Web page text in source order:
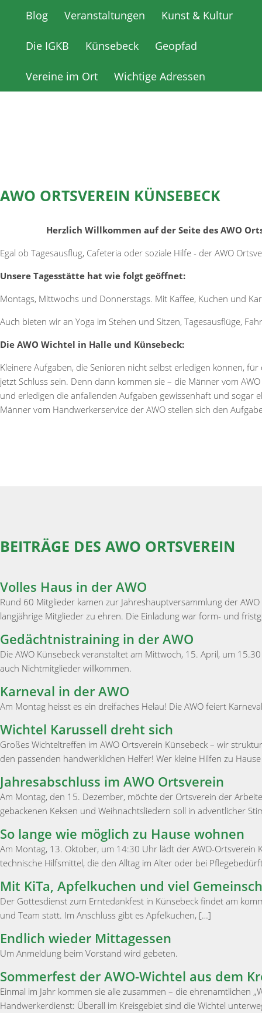
Blog Veranstaltungen Kunst & Kultur
Die IGKB Künsebeck Geopfad
Vereine im Ort Wichtige Adressen
Blog Veranstaltungen Kunst & Kultur
Die IGKB Künsebeck Geopfad
Vereine im Ort Wichtige Adressen
AWO ORTSVEREIN KÜNSEBECK
Herzlich Willkommen auf der Seite des AWO
Egal ob Tagesausflug, Cafeteria oder soziale Hilfe - der AWO
Unsere Tagesstätte hat wie folgt geöffnet:
Montags, Mittwochs und Donnerstags. Mit Kaffee, Kuchen und
Auch bieten wir an Yoga im Stehen und Sitzen, Tagesausflüge,
Die AWO Wichtel in Halle und Künsebeck:
Kleinere Aufgaben, die Senioren nicht selbst erledigen können,
jetzt Schluss sein. Denn dann kommen sie – die Männer vom
und erledigen die anfallenden Aufgaben gewissenhaft und sogar
Männer vom Handwerkerservice der AWO stellen sich den
BEITRÄGE DES AWO ORTSVEREIN
Volles Haus in der AWO
Rund 60 Mitglieder kamen zur Jahreshauptversammlung der
langjährige Mitglieder zu ehren. Die Einladung war form- und
Gedächtnistraining in der AWO
Die AWO Künsebeck veranstaltet am Mittwoch, 15. April, um
auch Nichtmitglieder willkommen.
Karneval in der AWO
Am Montag heisst es ein dreifaches Helau! Die AWO feiert
Wichtel Karussell dreht sich
Großes Wichteltreffen im AWO Ortsverein Künsebeck – wir
den passenden handwerklichen Helfer! Wer kleine Hilfen zu
Jahresabschluss im AWO Ortsverein
Am Montag, den 15. Dezember, möchte der Ortsverein der
gebackenen Keksen und Weihnachtsliedern soll in adventlicher
So lange wie möglich zu Hause wohnen
Am Montag, 13. Oktober, um 14:30 Uhr lädt der AWO-
technische Hilfsmittel, die den Alltag im Alter oder bei
Mit KiTa, Apfelkuchen und viel
Der Gottesdienst zum Erntedankfest in Künsebeck findet am
und Team statt. Im Anschluss gibt es Apfelkuchen, […]
Endlich wieder Mittagessen
Um Anmeldung beim Vorstand wird gebeten.
Sommerfest der AWO-Wichtel aus dem
Einmal im Jahr kommen sie alle zusammen – die ehrenamtlichen
Handwerkerdienst: Überall im Kreisgebiet sind die Wichtel